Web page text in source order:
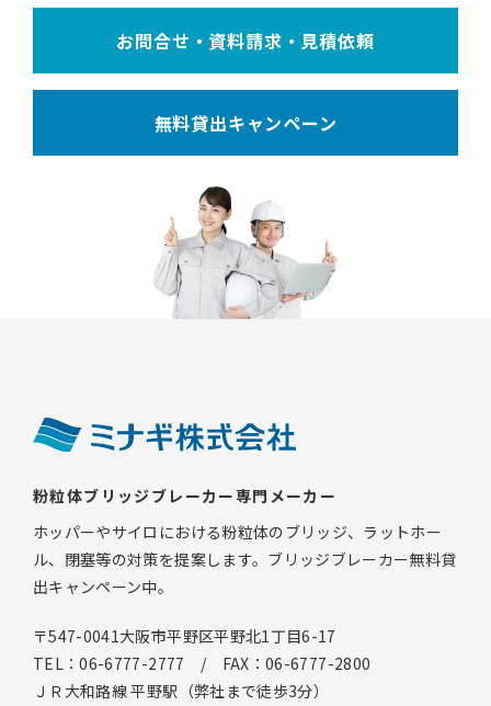
お問合せ・資料請求・見積依頼
無料貸出キャンペーン
粉粒体ブリッジブレーカー専門メーカー
ホッパーやサイロにおける粉粒体のブリッジ、ラットホー
ル、閉塞等の対策を提案します。ブリッジブレーカー無料貸
出キャンペーン中。
〒547-0041大阪市平野区平野北1丁目6-17
TEL：06-6777-2777 / FAX：06-6777-2800
ＪＲ大和路線 平野駅（弊社まで徒歩3分）